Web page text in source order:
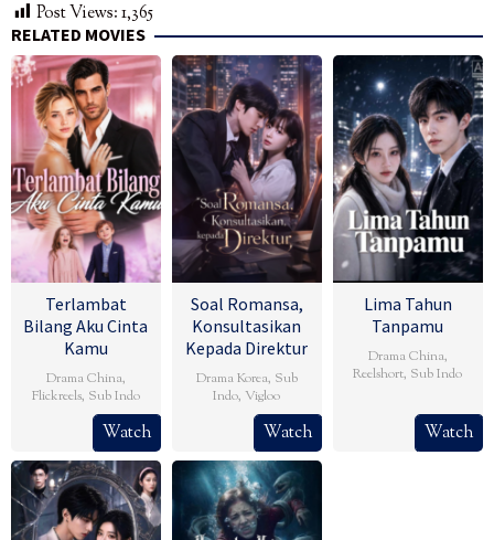
Post Views:1,365
RELATED MOVIES
Terlambat
Bilang Aku Cinta
Kamu
Drama China,
Flickreels, Sub Indo
Watch
Soal Romansa,
Konsultasikan
Kepada Direktur
Drama Korea, Sub
Indo,Vigloo
Watch
Lima Tahun
Tanpamu
Drama China,
Reelshort, Sub Indo
Watch